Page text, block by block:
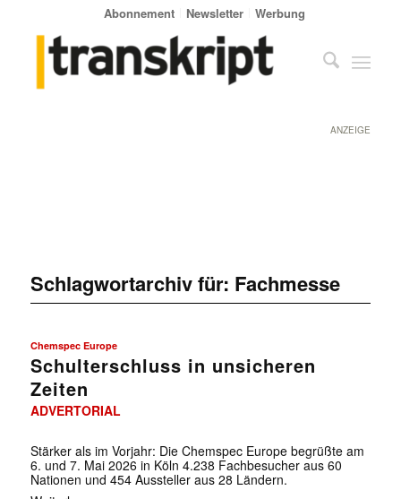
Abonnement Newsletter Werbung
ANZEIGE
Schlagwortarchiv für: Fachmesse
Chemspec Europe
Schulterschluss in unsicheren
Zeiten
ADVERTORIAL
Stärker als im Vorjahr: Die Chemspec Europe begrüßte am
6. und 7. Mai 2026 in Köln 4.238 Fachbesucher aus 60
Nationen und 454 Aussteller aus 28 Ländern.